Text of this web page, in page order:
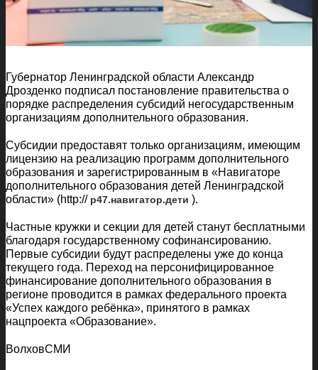
Губернатор Ленинградской области Александр
Дрозденко подписал постановление правительства о
порядке распределения субсидий негосударственным
организациям дополнительного образования.
Субсидии предоставят только организациям, имеющим
лицензию на реализацию программ дополнительного
образования и зарегистрированным в «Навигаторе
дополнительного образования детей Ленинградской
области» (http:// p47.навигатор.дети ).
Частные кружки и секции для детей станут бесплатными
благодаря государственному софинансированию.
Первые субсидии будут распределены уже до конца
текущего года. Переход на персонифицированное
финансирование дополнительного образования в
регионе проводится в рамках федерального проекта
«Успех каждого ребёнка», принятого в рамках
нацпроекта «Образование».
ВолховСМИ